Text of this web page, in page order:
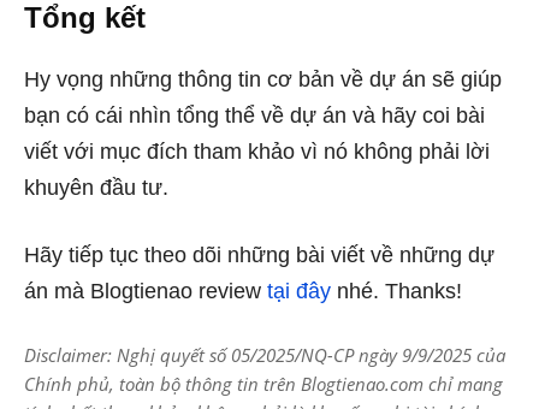
Tổng kết
Hy vọng những thông tin cơ bản về dự án sẽ giúp
bạn có cái nhìn tổng thể về dự án và hãy coi bài
viết với mục đích tham khảo vì nó không phải lời
khuyên đầu tư.
Hãy tiếp tục theo dõi những bài viết về những dự
án mà Blogtienao review tại đây nhé. Thanks!
Disclaimer: Nghị quyết số 05/2025/NQ-CP ngày 9/9/2025 của
Chính phủ, toàn bộ thông tin trên Blogtienao.com chỉ mang